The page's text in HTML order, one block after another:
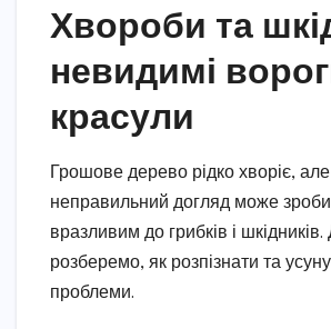
Хвороби та
невидимі
красули
Грошове дерево рідко хворіє, але
неправильний догляд може
вразливим до грибків і
розберемо, як розпізнати та
проблеми.